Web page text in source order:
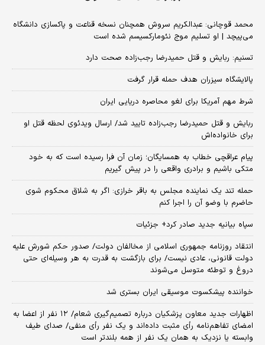
محمد قوچانی: عبدالکریم سروش همچنان نسخه قناعت و پاکسازی دانشگاه
می‌پیچد | او تسلیم موج نئومارکسیسم شده است
تسنیم: ربایش و قتل حمیدرضا رجب‌زاده صحت دارد
پالایشگاه سیزران هدف حمله قرار گرفت
شرط مهم آمریکا برای لغو محاصره دریایی ایران
ربایش و قتل حمیدرضا رجب‌زاده تایید شد/ ارسال ویدئوی لحظه قتل او
برای خانواده‌اش
پیام عراقچی خطاب به همسایگان؛ زمان آن فرا رسیده است که به خود
متکی باشیم و برادری واقعی را در پیش گیریم
حمله تند یک نماینده مجلس به باقر خرازی: اگر به شلاق محکوم شوی
حاضرم با وضو آن را اجرا کنم
سپاه بیانیه جدید صادر کرد+ جزئیات
انتقاد روزنامه جمهوری اسلامی از مخالفان دولت/ صدور حکم شورش علیه
دولت قانونی، عادی نیست/ برای بازگشت به قدرت به هر وسیله‌ای حتی
دروغ و توطئه متوسل می‌شوند
خواننده پیشکسوت موسیقی ایران بستری شد
اظهارات جدید معاون پزشکیان درباره تصمیم‌گیری شعام/ ۱۲ نفر از اعضا به
امضای تفاهم‌نامه رأی مثبت داده‌اند و یک نفر رأی منفی/ صدای طیف
وابسته یا نزدیک به همان یک نفر از همه بلندتر است